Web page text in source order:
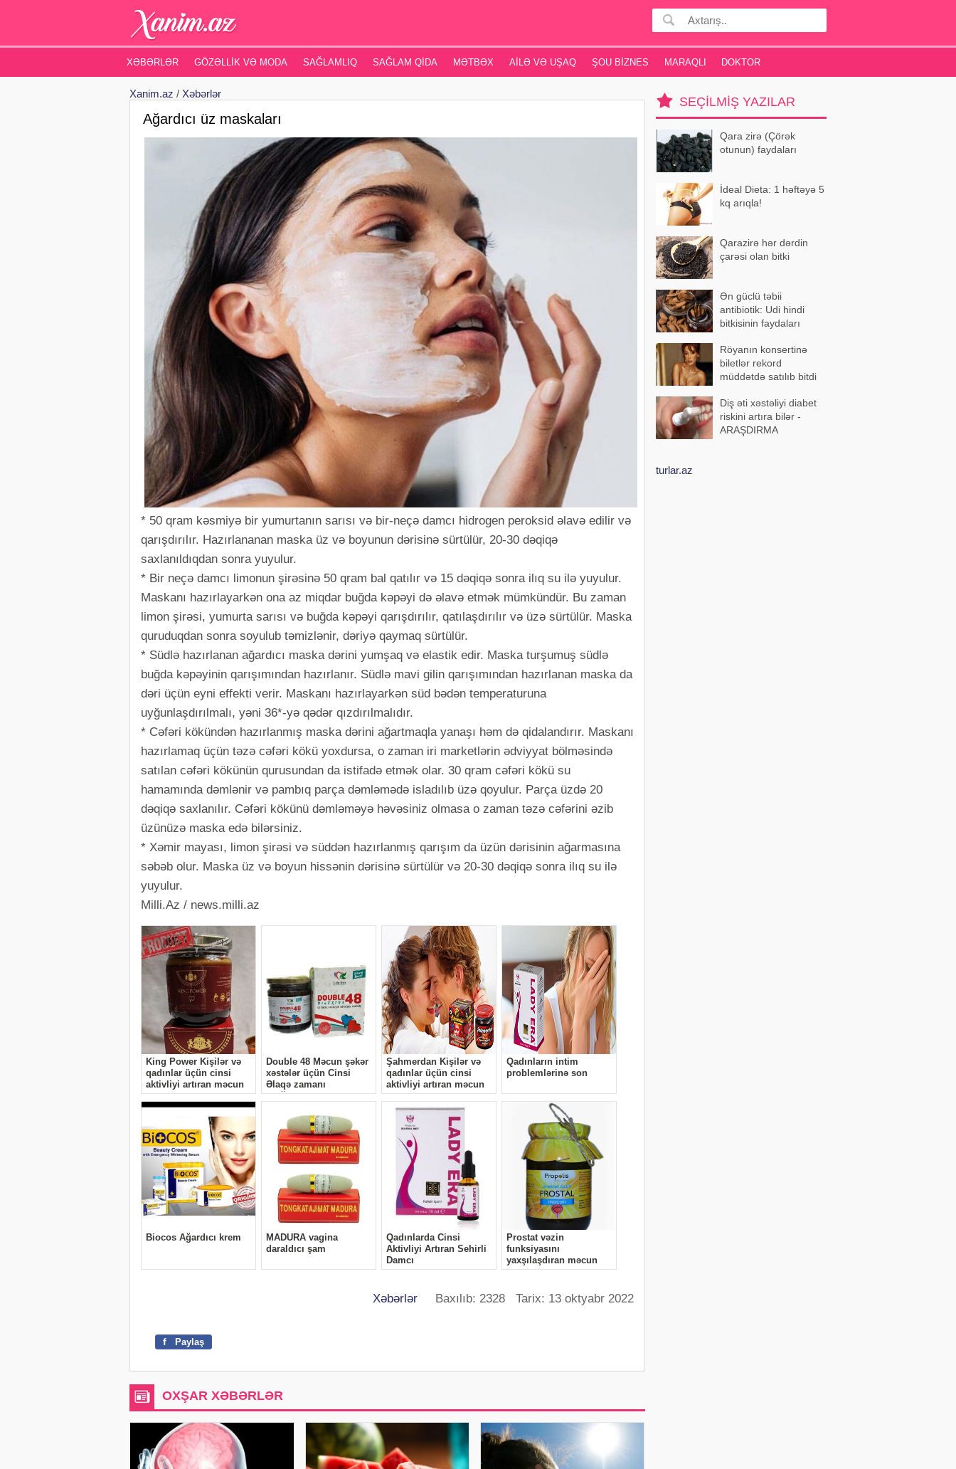
XƏBƏRLƏR GÖZƏLLIK VƏ MODA SAĞLAMLIQ SAĞLAM QIDA MƏTBƏX AILƏ VƏ UŞAQ ŞOU BIZNES MARAQLI DOKTOR
Xanim.az / Xəbərlər
Ağardıcı üz maskaları
* 50 qram kəsmiyə bir yumurtanın sarısı və bir-neçə damcı hidrogen peroksid əlavə edilir və
qarışdırılır. Hazırlananan maska üz və boyunun dərisinə sürtülür, 20-30 dəqiqə
saxlanıldıqdan sonra yuyulur.
* Bir neçə damcı limonun şirəsinə 50 qram bal qatılır və 15 dəqiqə sonra ilıq su ilə yuyulur.
Maskanı hazırlayarkən ona az miqdar buğda kəpəyi də əlavə etmək mümkündür. Bu zaman
limon şirəsi, yumurta sarısı və buğda kəpəyi qarışdırılır, qatılaşdırılır və üzə sürtülür. Maska
quruduqdan sonra soyulub təmizlənir, dəriyə qaymaq sürtülür.
* Südlə hazırlanan ağardıcı maska dərini yumşaq və elastik edir. Maska turşumuş südlə
buğda kəpəyinin qarışımından hazırlanır. Südlə mavi gilin qarışımından hazırlanan maska da
dəri üçün eyni effekti verir. Maskanı hazırlayarkən süd bədən temperaturuna
uyğunlaşdırılmalı, yəni 36*-yə qədər qızdırılmalıdır.
* Cəfəri kökündən hazırlanmış maska dərini ağartmaqla yanaşı həm də qidalandırır. Maskanı
hazırlamaq üçün təzə cəfəri kökü yoxdursa, o zaman iri marketlərin ədviyyat bölməsində
satılan cəfəri kökünün qurusundan da istifadə etmək olar. 30 qram cəfəri kökü su
hamamında dəmlənir və pambıq parça dəmləmədə isladılıb üzə qoyulur. Parça üzdə 20
dəqiqə saxlanılır. Cəfəri kökünü dəmləməyə həvəsiniz olmasa o zaman təzə cəfərini əzib
üzünüzə maska edə bilərsiniz.
* Xəmir mayası, limon şirəsi və süddən hazırlanmış qarışım da üzün dərisinin ağarmasına
səbəb olur. Maska üz və boyun hissənin dərisinə sürtülür və 20-30 dəqiqə sonra ilıq su ilə
yuyulur.
Milli.Az / news.milli.az
Xəbərlər Baxılıb: 2328 Tarix: 13 oktyabr 2022
f Paylaş
OXŞAR XƏBƏRLƏR
SEÇILMIŞ YAZILAR
Qara zirə (Çörək
otunun) faydaları
İdeal Dieta: 1 həftəyə 5
kq arıqla!
Qarazirə hər dərdin
çarəsi olan bitki
Ən güclü təbii
antibiotik: Udi hindi
bitkisinin faydaları
Röyanın konsertinə
biletlər rekord
müddətdə satılıb bitdi
Diş əti xəstəliyi diabet
riskini artıra bilər -
ARAŞDIRMA
turlar.az